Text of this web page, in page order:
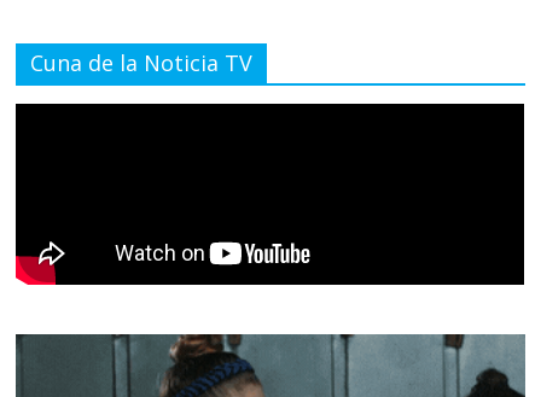
Cuna de la Noticia TV